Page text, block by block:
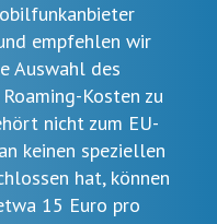
empfehlen wir
Auswahl des
Kosten zu
nicht zum EU-
keinen speziellen
hat, können
15 Euro pro